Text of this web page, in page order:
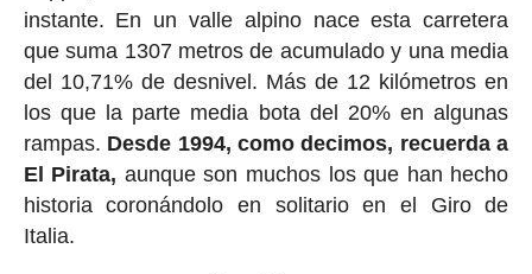
instante. En un valle alpino nace esta carretera
que suma 1307 metros de acumulado y una media
del 10,71% de desnivel. Más de 12 kilómetros en
los que la parte media bota del 20% en algunas
rampas. Desde 1994, como decimos, recuerda a
El Pirata, aunque son muchos los que han hecho
historia coronándolo en solitario en el Giro de
Italia.